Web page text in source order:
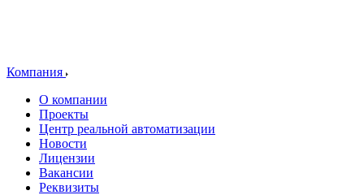
Компания
О компании
Проекты
Центр реальной автоматизации
Новости
Лицензии
Вакансии
Реквизиты